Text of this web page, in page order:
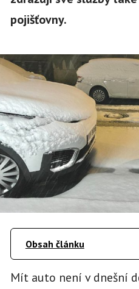
pojišťovny.
Obsah článku
Mít auto není v dnešní